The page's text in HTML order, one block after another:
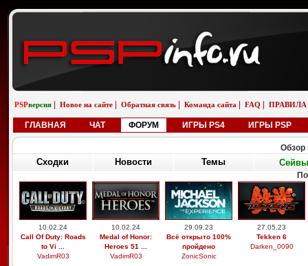
PSPверсия Новое на сайте Обратная связь Команда сайта FAQ ПРАВИЛА
ГЛАВНАЯ ЧАТ ФОРУМ ИГРЫ PS4 ИГРЫ PSP
Обзор
Сходки Новости Темы Сейвы
10.02.24
Call Of Duty: Roads
to Vi ...
VadimR03
10.02.24
Medal of Honor:
Heroes 51 ...
VadimR03
29.09.23
Всё открыто 100%
пройдено
ZonicSonic
27.05.23
Tekken 6
Darken_0090